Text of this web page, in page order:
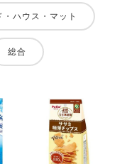
・ハウス・マット
総合